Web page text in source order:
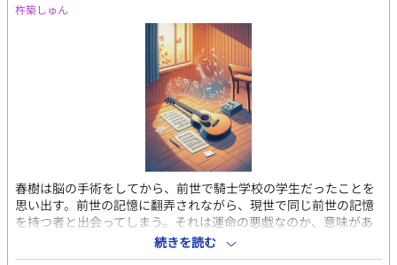
杵築しゅん
春樹は脳の手術をしてから、前世で騎士学校の学生だったことを
思い出す。前世の記憶に翻弄されながら、現世で同じ前世の記憶
を持つ者と出会ってしまう。それは運命の悪戯なのか、意味があ
ることなのか・・・高校生の春樹の人生は、音楽活動で大きく変
わっていく。甘く切ないラブメロディーが、今、始まる。
続きを読む